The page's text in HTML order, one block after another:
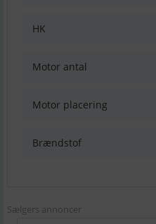
HK
Motor antal
Motor placering
Brændstof
Sælgers annoncer